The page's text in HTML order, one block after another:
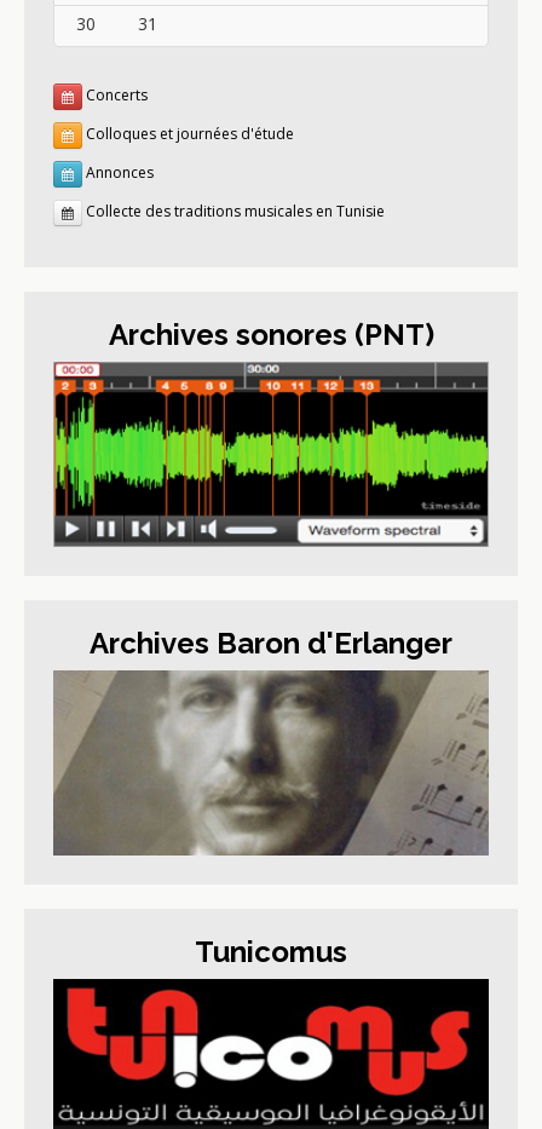
30
31
Concerts
Colloques et journées d'étude
Annonces
Collecte des traditions musicales en Tunisie
Archives sonores (PNT)
Archives Baron d'Erlanger
Tunicomus